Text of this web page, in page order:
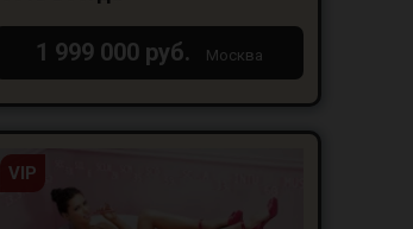
1 999 000 руб. Москва
VIP